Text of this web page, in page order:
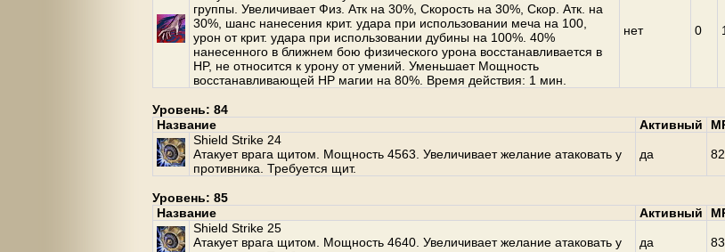
группы. Увеличивает Физ. Атк на 30%, Скорость на 30%, Скор. Атк. на
30%, шанс нанесения крит. удара при использовании меча на 100,
урон от крит. удара при использовании дубины на 100%. 40%
нанесенного в ближнем бою физического урона восстанавливается в
HP, не относится к урону от умений. Уменьшает Мощность
восстанавливающей HP магии на 80%. Время действия: 1 мин.
нет 0
Уровень: 84
Название
Активный
Shield Strike 24
Атакует врага щитом. Мощность 4563. Увеличивает желание атаковать у
противника. Требуется щит.
да 82
Уровень: 85
Название
Активный
Shield Strike 25
Атакует врага щитом. Мощность 4640. Увеличивает желание атаковать у
да 83